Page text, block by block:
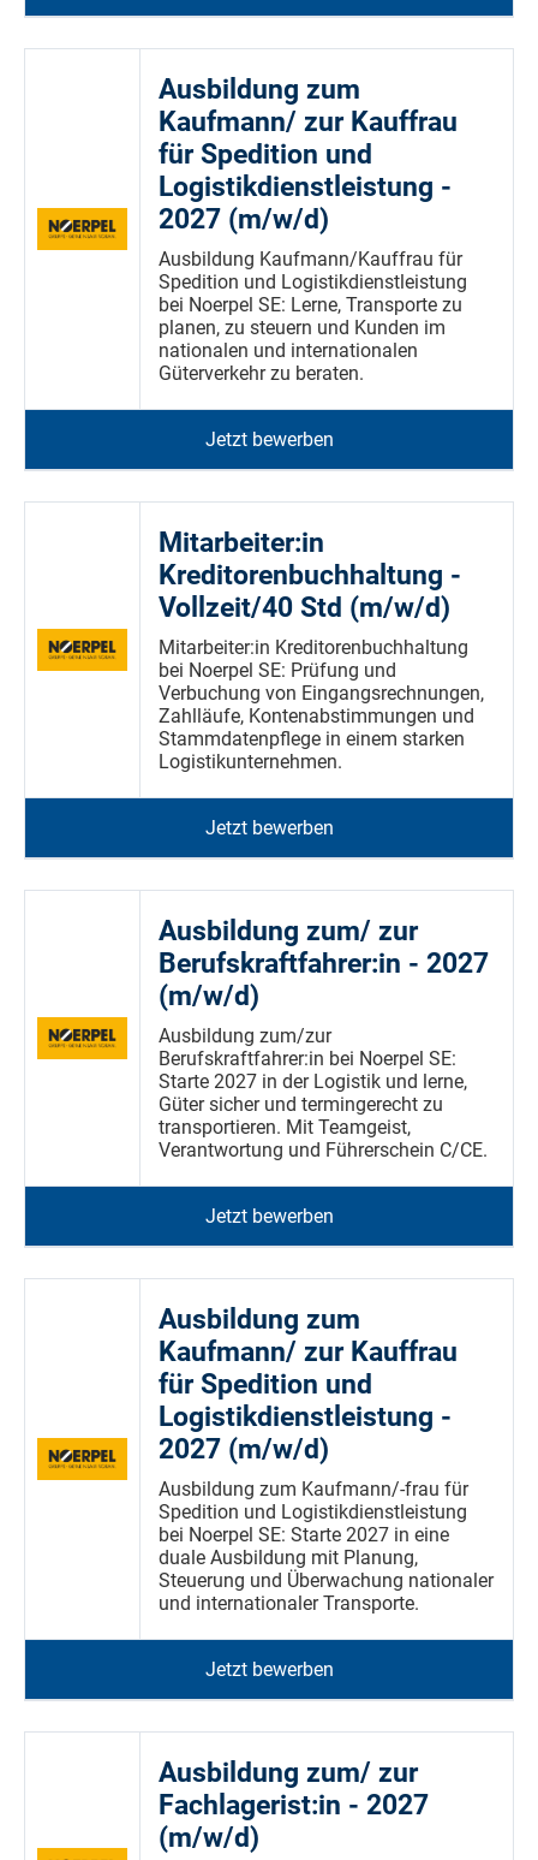
Ausbildung zum
Kaufmann/ zur Kauffrau
für Spedition und
Logistikdienstleistung -
2027 (m/w/d)
Ausbildung Kaufmann/Kauffrau für
Spedition und Logistikdienstleistung
bei Noerpel SE: Lerne, Transporte zu
planen, zu steuern und Kunden im
nationalen und internationalen
Güterverkehr zu beraten.
Jetzt bewerben
Mitarbeiter:in
Kreditorenbuchhaltung -
Vollzeit/40 Std (m/w/d)
Mitarbeiter:in Kreditorenbuchhaltung
bei Noerpel SE: Prüfung und
Verbuchung von Eingangsrechnungen,
Zahlläufe, Kontenabstimmungen und
Stammdatenpflege in einem starken
Logistikunternehmen.
Jetzt bewerben
Ausbildung zum/ zur
Berufskraftfahrer:in - 2027
(m/w/d)
Ausbildung zum/zur
Berufskraftfahrer:in bei Noerpel SE:
Starte 2027 in der Logistik und lerne,
Güter sicher und termingerecht zu
transportieren. Mit Teamgeist,
Verantwortung und Führerschein C/CE.
Jetzt bewerben
Ausbildung zum
Kaufmann/ zur Kauffrau
für Spedition und
Logistikdienstleistung -
2027 (m/w/d)
Ausbildung zum Kaufmann/-frau für
Spedition und Logistikdienstleistung
bei Noerpel SE: Starte 2027 in eine
duale Ausbildung mit Planung,
Steuerung und Überwachung nationaler
und internationaler Transporte.
Jetzt bewerben
Ausbildung zum/ zur
Fachlagerist:in - 2027
(m/w/d)